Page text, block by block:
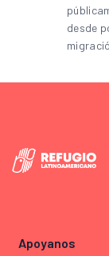
desde
Apoyanos